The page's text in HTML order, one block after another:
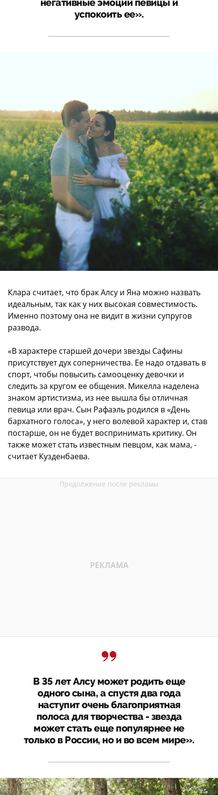
негативные эмоции певицы и
успокоить ее».
Клара считает, что брак Алсу и Яна можно назвать
идеальным, так как у них высокая совместимость.
Именно поэтому она не видит в жизни супругов
развода.
«В характере старшей дочери звезды Сафины
присутствует дух соперничества. Ее надо отдавать в
спорт, чтобы повысить самооценку девочки и
следить за кругом ее общения. Микелла наделена
знаком артистизма, из нее вышла бы отличная
певица или врач. Сын Рафаэль родился в «День
бархатного голоса», у него волевой характер и, став
постарше, он не будет воспринимать критику. Он
также может стать известным певцом, как мама, -
считает Кузденбаева.
В 35 лет Алсу может родить еще
одного сына, а спустя два года
наступит очень благоприятная
полоса для творчества - звезда
может стать еще популярнее не
только в России, но и во всем мире».